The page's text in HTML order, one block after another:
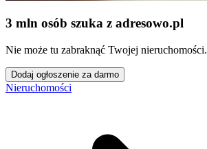
3 mln osób szuka z adresowo.pl
Nie może tu zabraknąć Twojej nieruchomości.
Dodaj ogłoszenie za darmo
Nieruchomości